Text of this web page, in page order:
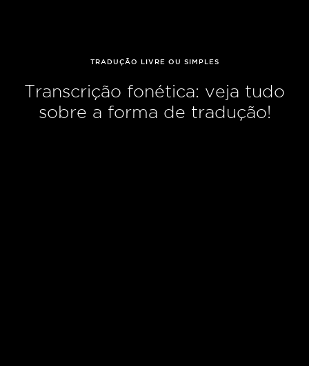
TRADUÇÃO LIVRE OU SIMPLES
Transcrição fonética: veja tudo
sobre a forma de tradução!